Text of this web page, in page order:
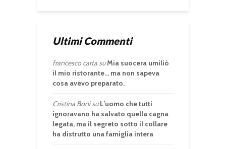
Ultimi Commenti
francesco cartasuMia suocera umiliò
il mio ristorante… ma non sapeva
cosa avevo preparato.
Cristina BonisuL’uomo che tutti
ignoravano ha salvato quella cagna
legata, ma il segreto sotto il collare
ha distrutto una famiglia intera